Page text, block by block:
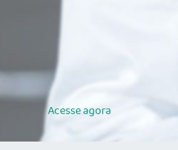
Acesseagora